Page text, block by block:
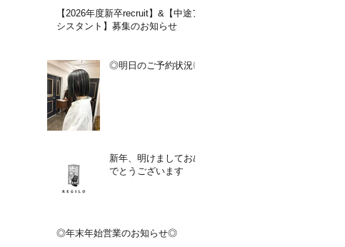
【2026年度新卒recruit】&【中途ア
シスタント】募集のお知らせ
◎明日のご予約状況◎
新年、明けましておめ
でとうございます
◎年末年始営業のお知らせ◎